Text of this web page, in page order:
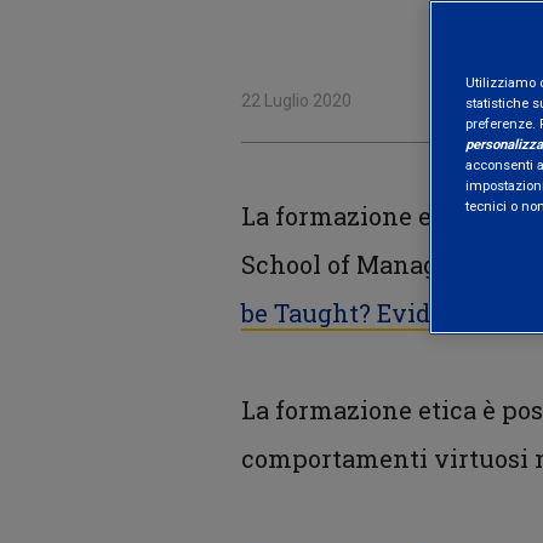
22 Luglio 2020
La formazione etica
School of Management
be Taught? Evidence
La formazione etica è
comportamenti virtuosi
Utilizziamo
statistiche
preferenze.
personalizza
acconsenti
tecnici o